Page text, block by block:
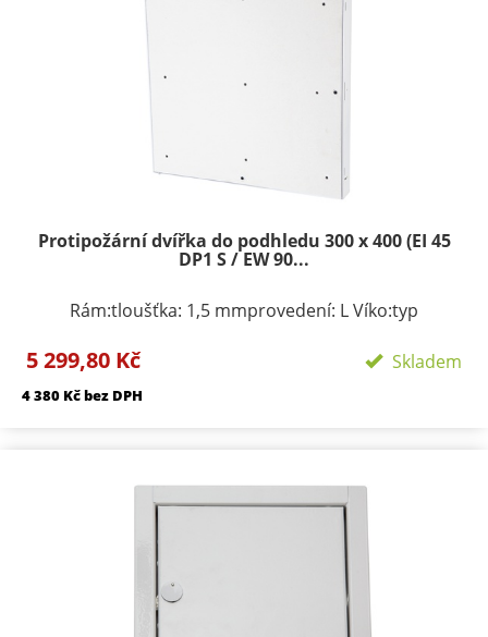
Protipožární dvířka do podhledu 300 x 400 (EI 45
DP1 S / EW 90...
Rám:tloušťka: 1,5 mmprovedení: L Víko:typ
podle rozměru 1-3provedení: výko s SDK výplní
5 299,80 Kč Skladem
4 380 Kč bez DPH